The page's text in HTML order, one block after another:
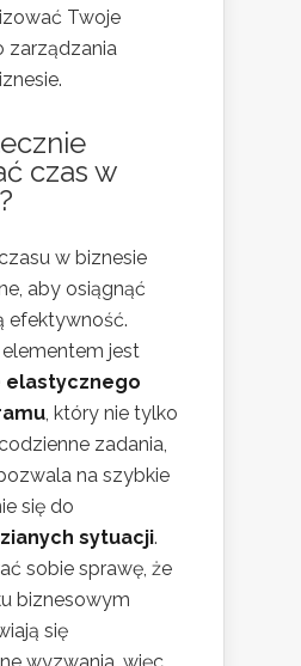
Twoje
zarządzania
czas w
w biznesie
aby osiągnąć
efektywność.
jest
elastycznego
, który nie tylko
zadania,
na szybkie
się do
sytuacji.
sobie sprawę, że
biznesowym
się